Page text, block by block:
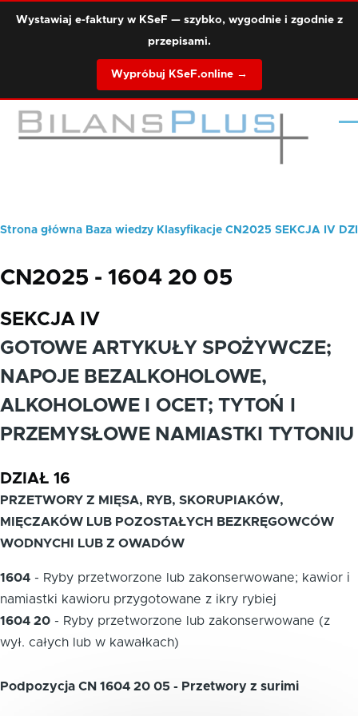
Wystawiaj e-faktury w KSeF — szybko, wygodnie i zgodnie z
przepisami.
Wypróbuj KSeF.online →
Ścieżka
Strona główna Baza wiedzy Klasyfikacje CN2025 SEKCJA IV
CN2025 - 1604 20 05
SEKCJA IV
GOTOWE ARTYKUŁY SPOŻYWCZE;
NAPOJE BEZALKOHOLOWE,
ALKOHOLOWE I OCET; TYTOŃ I
PRZEMYSŁOWE NAMIASTKI TYTONIU
DZIAŁ 16
PRZETWORY Z MIĘSA, RYB, SKORUPIAKÓW,
MIĘCZAKÓW LUB POZOSTAŁYCH BEZKRĘGOWCÓW
WODNYCHI LUB Z OWADÓW
1604 - Ryby przetworzone lub zakonserwowane; kawior i
namiastki kawioru przygotowane z ikry rybiej
1604 20 - Ryby przetworzone lub zakonserwowane (z
wył. całych lub w kawałkach)
Podpozycja CN 1604 20 05 - Przetwory z surimi